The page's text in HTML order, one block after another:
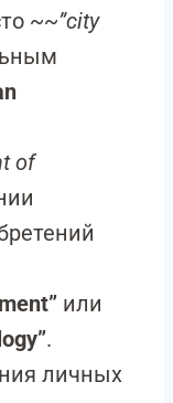
~~”city
of
или
.
личных